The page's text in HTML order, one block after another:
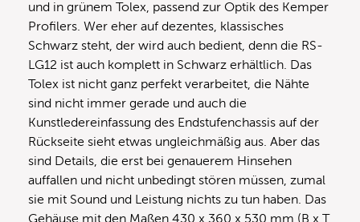
und in grünem Tolex, passend zur Optik des Kemper
Profilers. Wer eher auf dezentes, klassisches
Schwarz steht, der wird auch bedient, denn die RS-
LG12 ist auch komplett in Schwarz erhältlich. Das
Tolex ist nicht ganz perfekt verarbeitet, die Nähte
sind nicht immer gerade und auch die
Kunstledereinfassung des Endstufenchassis auf der
Rückseite sieht etwas ungleichmäßig aus. Aber das
sind Details, die erst bei genauerem Hinsehen
auffallen und nicht unbedingt stören müssen, zumal
sie mit Sound und Leistung nichts zu tun haben. Das